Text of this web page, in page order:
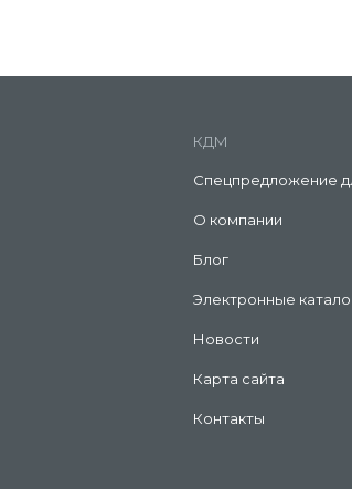
КДМ
Спецпредложение
О компании
Блог
Электронные
Новости
Карта сайта
Контакты